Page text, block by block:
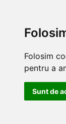
Folosim
pentru a
Sunt de